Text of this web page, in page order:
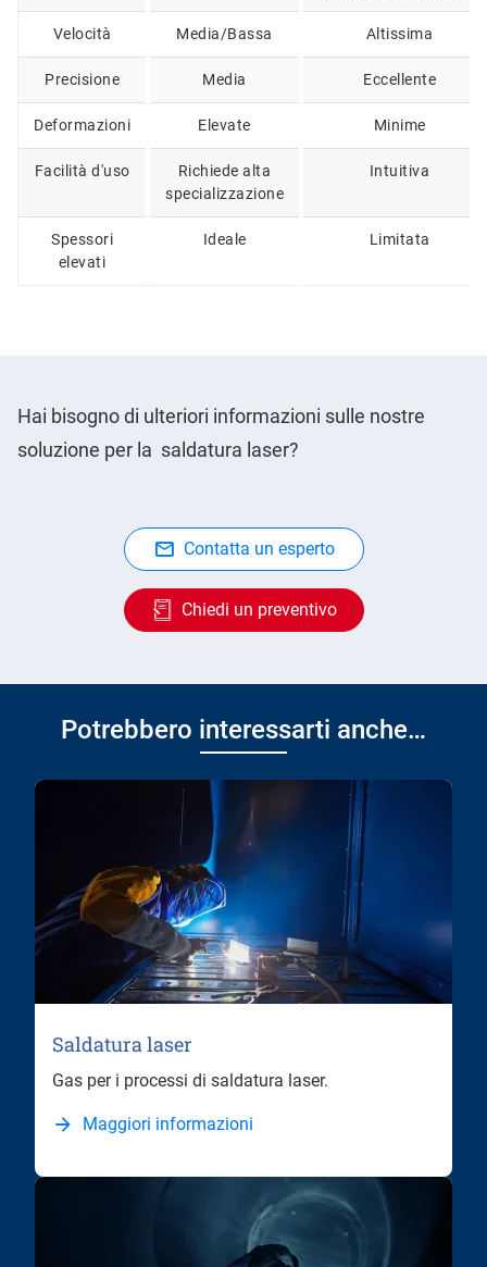
Velocità Media/Bassa Altissima
Precisione Media Eccellente
Deformazioni Elevate Minime
Facilità d'uso
Richiede alta
specializzazione
Intuitiva
Spessori
elevati
Ideale Limitata
Hai bisogno di ulteriori informazioni sulle nostre
soluzione per la saldatura laser?
Contatta un esperto
Chiedi un preventivo
Potrebbero interessarti anche…
Saldatura laser
Gas per i processi di saldatura laser.
Maggiori informazioni